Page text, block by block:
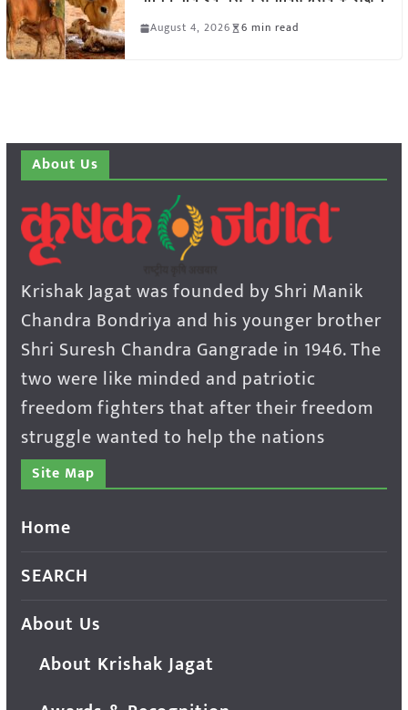
August 4, 2026 6 min read
About Us
Krishak Jagat was founded by Shri Manik
Chandra Bondriya and his younger brother
Shri Suresh Chandra Gangrade in 1946. The
two were like minded and patriotic
freedom fighters that after their freedom
struggle wanted to help the nations
Site Map
Home
SEARCH
About Us
About Krishak Jagat